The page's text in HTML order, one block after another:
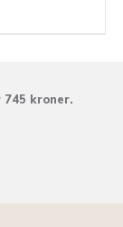
kroner.